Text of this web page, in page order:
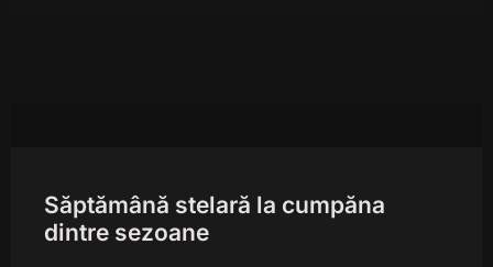
Săptămână stelară la cumpăna
dintre sezoane